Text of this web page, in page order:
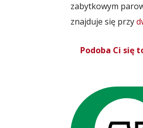
zabytkowym
znajduje się przy
Podoba Ci się